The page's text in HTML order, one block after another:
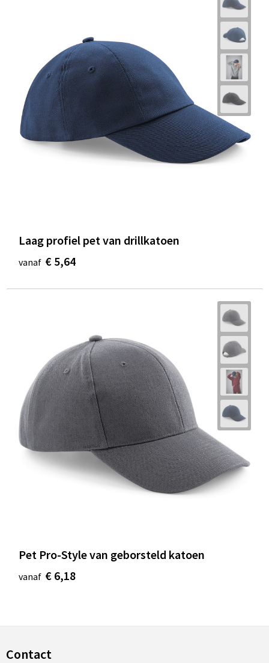
Laag profiel pet van drillkatoen
vanaf € 5,64
Pet Pro-Style van geborsteld katoen
vanaf € 6,18
Contact